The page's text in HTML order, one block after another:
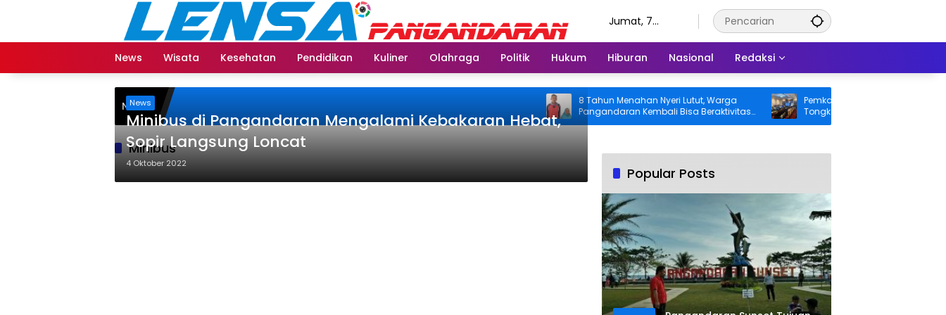
Jumat, 7
News
Wisata Kesehatan Pendidikan Kuliner Olahraga Politik Hukum Hiburan Nasional Redaksi
NEWS
8 Tahun Menahan Nyeri Lutut, Warga
Pangandaran Kembali Bisa Beraktivitas
Usai Operasi Gratis Ditanggung BPJS
Pemkab Pangandaran Desak Bangkai
Tongkang dan Ceceran Batu Bara
Segera Diangkat, Soroti Buruknya
Minibus
News
Minibus di Pangandaran Mengalami Kebakaran Hebat,
Sopir Langsung Loncat
4 Oktober 2022
Popular Posts